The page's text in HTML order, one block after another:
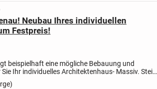
Neubau Ihres individuellen
Festpreis!
beispielhaft eine mögliche Bebauung und
Ihr individuelles Architektenhaus- Massiv. Stein
garantierten...